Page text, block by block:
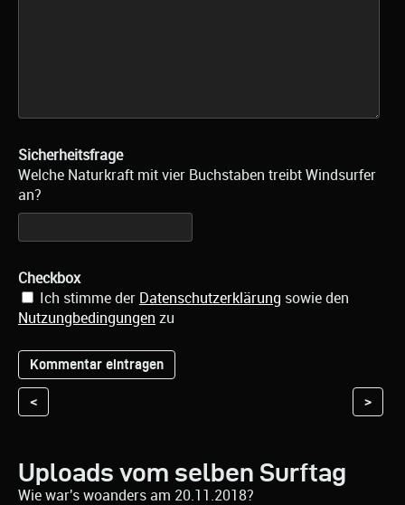
Sicherheitsfrage
Welche Naturkraft mit vier Buchstaben treibt Windsurfer
an?
Checkbox
Ich stimme der Datenschutzerklärung sowie den
Nutzungbedingungen zu
< >
Uploads vom selben Surftag
Wie war's woanders am 20.11.2018?